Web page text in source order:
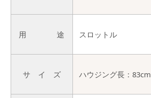
用 途 スロットル
サ イ ズ ハウジング長：83cm